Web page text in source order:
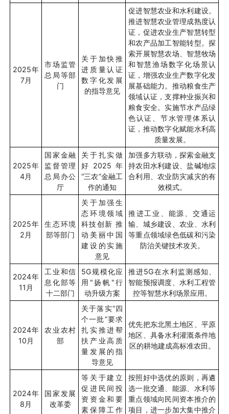
2025年
7月
市场监管
总局等部
门
关于加快推
进质量认证
数字化发展
的指导意见
促进智慧农业和水利建设。
推进智慧农业管理成熟度认
证，促进农业生产智慧转型
和农产品加工智能转型。探
索开展智慧农场、智慧牧场
和智慧渔场数字化场景认
证，增强农业生产数字化发
展基础能力。推动粮食生产
领域认证，支撑种业振兴和
粮食安全。实施节水产品绿
色认证、节水管理体系认
证，推动数字化赋能水利高
质量发展。
2025年
4月
国家金融
监督管理
总局办公
厅
关于扎实做
好 2025 年
“三农”金融工
作的通知
加强多方联动，探索金融支
持农田水利建设、盐碱地综
合利用、农业防灾减灾的有
效模式。
2025年
2 月
生态环境
部等部门
关于加强生
态环境领域
科技创新 推
动美丽中国
建设的实施
意见
推进工业、能源、交通运
输、城乡建设、农业、水利
等重点领域绿色低碳和污染
防治关键技术攻关。
2024年
11 月
工业和信
息化部等
十二部门
5G规模化应
用 "扬帆 "行
动升级方案
推进5G在水利监测感知、
智能预报调度、水利工程管
控等智慧水利场景应用。
2024年
10 月
农业农村
部
关于落实“四
个一批”要求
扎实推进帮
扶产业高质
量发展的指
导意见
优先把东北黑土地区、平原
地区、具备水利灌溉条件地
区的耕地建成高标准农田。
2024年
8 月
国家发展
改革委
等关于建立
促进民间投
资资金和要
素保障工作
按照好中选优的原则，再遴
选一批交通、能源、水利等
重点领域向民间资本推介的
项目，进一步加大集中推介